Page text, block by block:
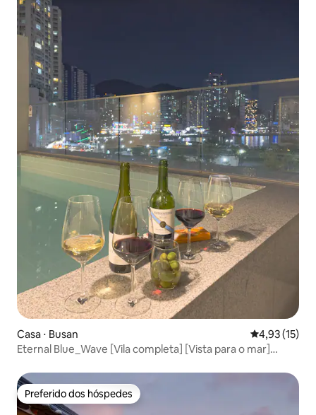
Casa ⋅ Busan 4,93 de uma
4,93 (15)
Eternal Blue_Wave [Vila completa] [Vista para o mar]
[Estacionamento gratuito]
Preferido dos hóspedes
Preferido dos hóspedes